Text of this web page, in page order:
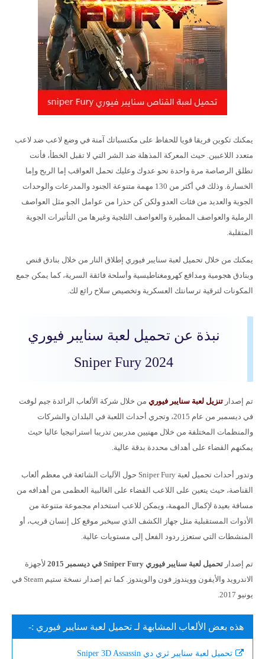
يمكنك تكوين فريقا قويا للحفاظ على مكتسباتك آمنة في وضع لاعب ضد لاعب
متعدد اللاعبين. حيث المعركة المذهلة ضد الشر التي لا تقبل الخطأ، فأنت
تطلق الرصاصة مرة واحدة نحو عدوك وعليك تحمل العواقب إما الربح وإما
الخسارة. وذلك في أكثر من 130 مهمة متنوعة الجنود والمدرعات والوحدات
الجوية والعديد من فئات العدو ولكن كن حذرا من عوامل الجو مثل العواصف
الرملية والعواصف المطيرة والعواصف الثلجية وغيرها من التأثيرات الجوية
المتقلبة.
يمكنك من خلال تحميل لعبة سنايبر فيوري إطلاق النار من خلال بنادق قنص
وبنادق هجومية ومدافع كهرومغناطيسية وأسلحة فائقة السرية، كما يمكن جمع
المكونات لترقية ترسانتك العسكرية وتخصيص سلاح رائع لك.
نبذة عن تحميل لعبة سنايبر فيوري
Sniper Fury 2024
تم إصدار تنزيل لعبة سنايبر فيوري من خلال شركة الألعاب الرائدة جيم لوفت
في ديسمبر من عام 2015، وتجري أحداث اللعبة في البلدان والشركات
والمنظمات المختلفة من خلال مهنيين مدربين تدريبا استراتيجيا عاليا حيث
يمكنهم القضاء على أهداف محددة بدقة عالية.
وتدور أحداث تحميل لعبة Sniper Fury حول الآليات الشائعة في معظم ألعاب
القناصة، حيث يتعين على اللاعب القضاء على الغالبية العظمى من أهدافه من
مسافة بعيدة لإكمال المهمة، ويمكن للاعب استخدام مجموعة متنوعة من
الأدوات المستقبلية مثل جهاز الكشف الذي سيخبر موقع كل إنسان قريب، أو
المنشطات التي ستعزز ردود الفعل إلى مستويات عالية.
تم إصدار تحميل لعبة سنايبر فيوري Sniper Fury في ديسمبر 2015
لأجهزة
الاندرويد والأيفون وويندوز فون والويندوز. كما تم إصدار نسخة ستيم Steam في
يونيو 2017.
هذه بعض الألعاب المشابهة لـ تحميل لعبة سنايبر فيوري :-
تحميل لعبة سنايبر ثري دي Sniper 3D Assassin